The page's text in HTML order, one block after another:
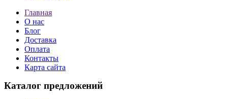
Главная
О нас
Блог
Доставка
Оплата
Контакты
Карта сайта
Каталог предложений